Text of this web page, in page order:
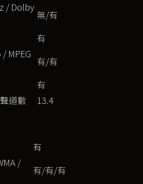
/ Dolby
無/有
有
MPEG
有/有
有
道數
13.4
有
/
有/有/有